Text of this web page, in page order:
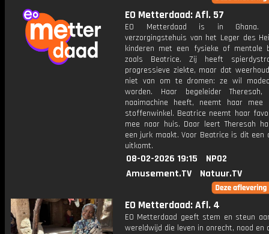
EO Metterdaad: Afl. 57
EO Metterdaad is in
verzorgingstehuis van het Leger des
kinderen met een fysieke of mentale
zoals Beatrice. Zij heeft
progressieve ziekte, maar dat
niet van om te dromen: ze wil
worden. Haar begeleider
naaimachine heeft, neemt haar mee
stoffenwinkel. Beatrice neemt haar
mee naar huis. Daar leert Theresah
een jurk maakt. Voor Beatrice is dit een
uitkomt.
08-02-2026 19:15
NPO2
Amusement.TV
Natuur.TV
EO Metterdaad: Afl. 4
EO Metterdaad geeft stem en steun
wereldwijd die leven in onrecht, nood en